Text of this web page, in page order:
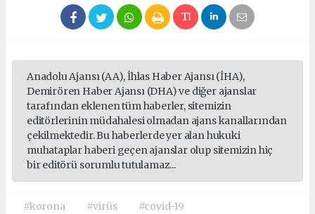
Anadolu Ajansı (AA), İhlas Haber Ajansı (İHA),
Demirören Haber Ajansı (DHA) ve diğer ajanslar
tarafından eklenen tüm haberler, sitemizin
editörlerinin müdahalesi olmadan ajans kanallarından
çekilmektedir. Bu haberlerde yer alan hukuki
muhataplar haberi geçen ajanslar olup sitemizin hiç
bir editörü sorumlu tutulamaz...
#korona #virüs #covid-19